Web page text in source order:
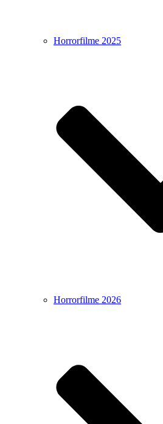
Horrorfilme 2025
Horrorfilme 2026